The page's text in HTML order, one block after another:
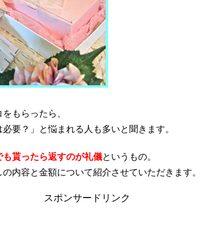
もらったら、
必要？」と悩まれる人も多いと聞きます。
貰ったら返すのが礼儀というもの。
内容と金額について紹介させていただきます。
スポンサードリンク